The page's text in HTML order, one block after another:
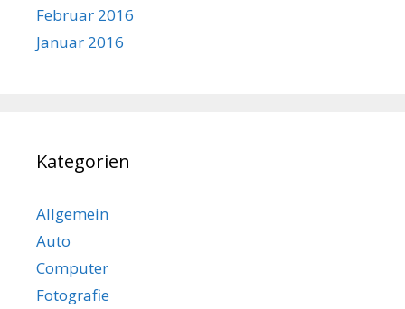
Februar 2016
Januar 2016
Kategorien
Allgemein
Auto
Computer
Fotografie